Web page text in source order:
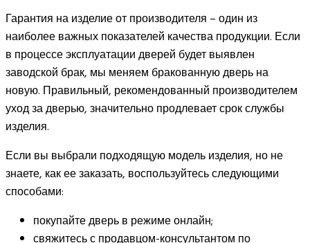
Гарантия на изделие от производителя – один из
наиболее важных показателей качества продукции. Если
в процессе эксплуатации дверей будет выявлен
заводской брак, мы меняем бракованную дверь на
новую. Правильный, рекомендованный производителем
уход за дверью, значительно продлевает срок службы
изделия.
Если вы выбрали подходящую модель изделия, но не
знаете, как ее заказать, воспользуйтесь следующими
способами:
покупайте дверь в режиме онлайн;
свяжитесь с продавцом-консультантом по